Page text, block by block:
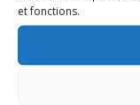
et fonctions.